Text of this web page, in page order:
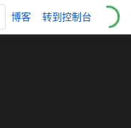
博客 转到控制台